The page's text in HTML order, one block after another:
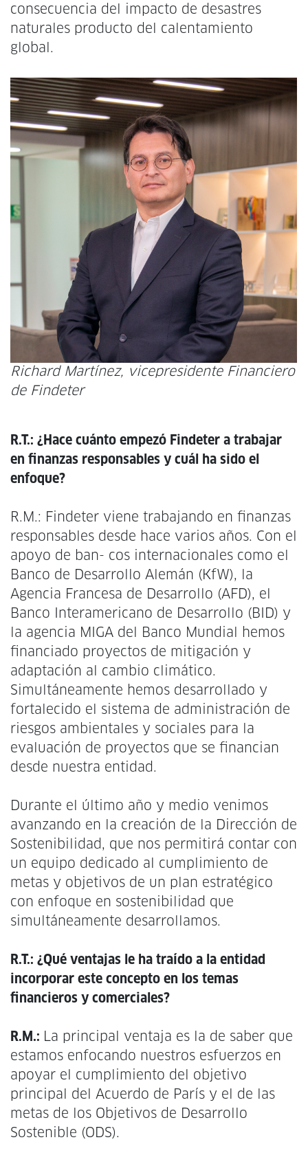
consecuencia del impacto de desastres
naturales producto del calentamiento
global.
Richard Martínez, vicepresidente Financiero
de Findeter
R.T.: ¿Hace cuánto empezó Findeter a trabajar
en finanzas responsables y cuál ha sido el
enfoque?
R.M.: Findeter viene trabajando en finanzas
responsables desde hace varios años. Con el
apoyo de ban- cos internacionales como el
Banco de Desarrollo Alemán (KfW), la
Agencia Francesa de Desarrollo (AFD), el
Banco Interamericano de Desarrollo (BID) y
la agencia MIGA del Banco Mundial hemos
financiado proyectos de mitigación y
adaptación al cambio climático.
Simultáneamente hemos desarrollado y
fortalecido el sistema de administración de
riesgos ambientales y sociales para la
evaluación de proyectos que se financian
desde nuestra entidad.
Durante el último año y medio venimos
avanzando en la creación de la Dirección de
Sostenibilidad, que nos permitirá contar con
un equipo dedicado al cumplimiento de
metas y objetivos de un plan estratégico
con enfoque en sostenibilidad que
simultáneamente desarrollamos.
R.T.: ¿Qué ventajas le ha traído a la entidad
incorporar este concepto en los temas
financieros y comerciales?
R.M.: La principal ventaja es la de saber que
estamos enfocando nuestros esfuerzos en
apoyar el cumplimiento del objetivo
principal del Acuerdo de París y el de las
metas de los Objetivos de Desarrollo
Sostenible (ODS).